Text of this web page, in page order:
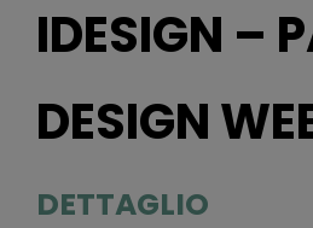
IDESIGN –
DESIGN
DETTAGLIO